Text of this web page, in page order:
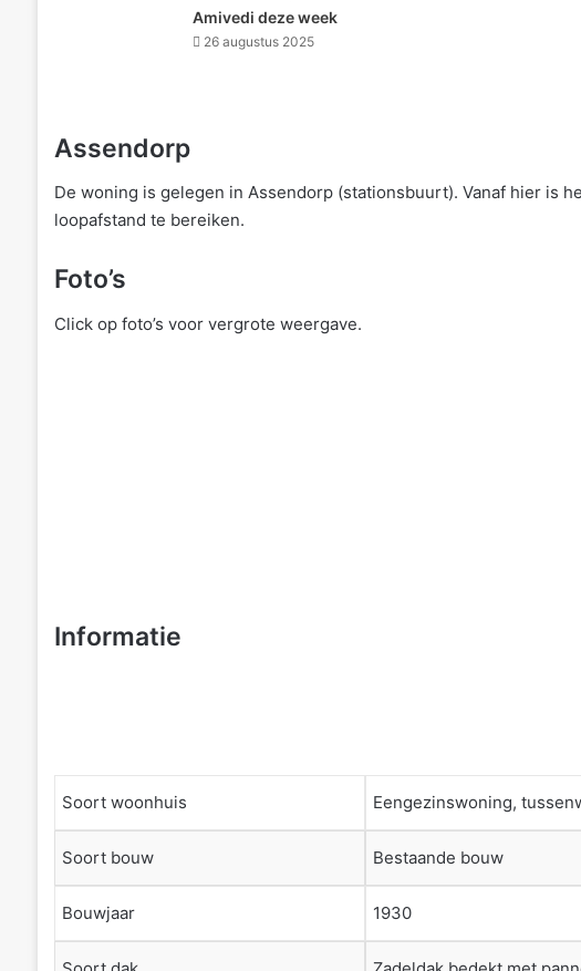
Amivedi deze week
26 augustus 2025
Assendorp
De woning is gelegen in Assendorp (stationsbuurt). Vanaf hier is
loopafstand te bereiken.
Foto’s
Click op foto’s voor vergrote weergave.
Informatie
Soort woonhuis Eengezinswoning,
Soort bouw Bestaande bouw
Bouwjaar 1930